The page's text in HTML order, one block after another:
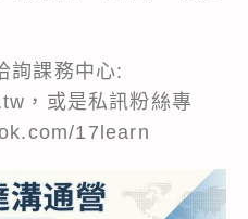
詢課務中心:
，或是私訊粉絲專
17learn